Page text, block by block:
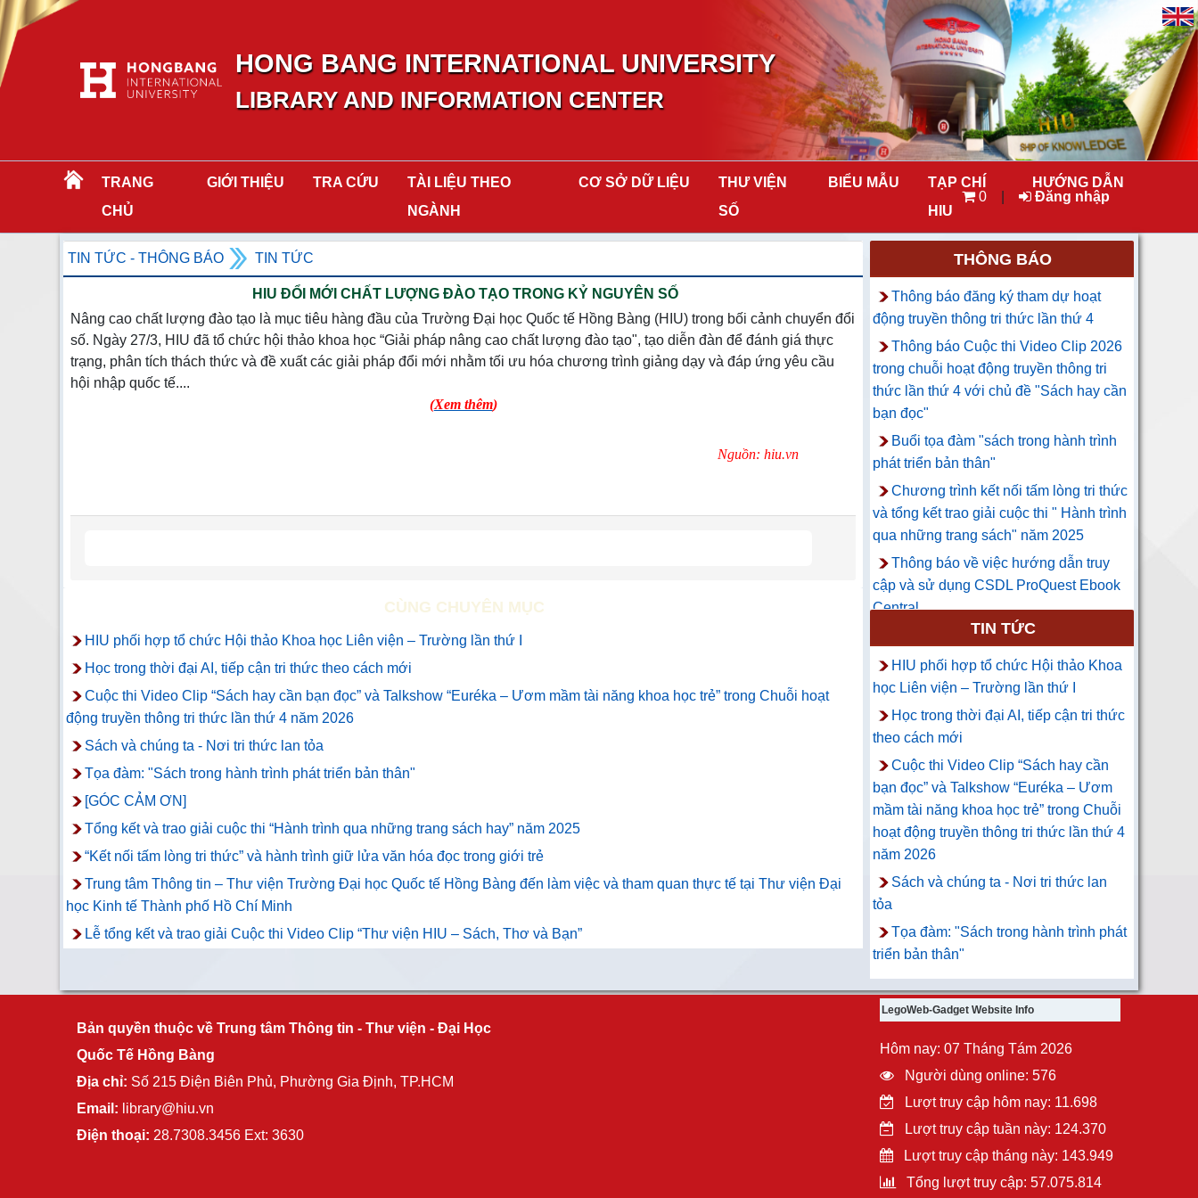
HONG BANG INTERNATIONAL UNIVERSITY
LIBRARY AND INFORMATION CENTER
TRANG
CHỦ
GIỚI THIỆU TRA CỨU
TÀI LIỆU THEO
NGÀNH
CƠ SỞ DỮ LIỆU
THƯ VIỆN
SỐ
BIỂU MẪU
TẠP CHÍ
HIU
HƯỚNG DẪN
0
Đăng nhập
TIN TỨC - THÔNG BÁO TIN TỨC
HIU ĐỔI MỚI CHẤT LƯỢNG ĐÀO TẠO TRONG KỶ NGUYÊN SỐ
Nâng cao chất lượng đào tạo là mục tiêu hàng đầu của Trường Đại học Quốc tế Hồng Bàng (HIU) trong bối cảnh chuyển đổi
số. Ngày 27/3, HIU đã tổ chức hội thảo khoa học “Giải pháp nâng cao chất lượng đào tạo", tạo diễn đàn để đánh giá thực
trạng, phân tích thách thức và đề xuất các giải pháp đổi mới nhằm tối ưu hóa chương trình giảng dạy và đáp ứng yêu cầu
hội nhập quốc tế....
(Xem thêm)
Nguồn: hiu.vn
CÙNG CHUYÊN MỤC
HIU phối hợp tổ chức Hội thảo Khoa học Liên viện – Trường lần thứ I
Học trong thời đại AI, tiếp cận tri thức theo cách mới
Cuộc thi Video Clip “Sách hay cần bạn đọc” và Talkshow “Euréka – Ươm mầm tài năng khoa học trẻ” trong Chuỗi hoạt
động truyền thông tri thức lần thứ 4 năm 2026
Sách và chúng ta - Nơi tri thức lan tỏa
Tọa đàm: "Sách trong hành trình phát triển bản thân"
[GÓC CẢM ƠN]
Tổng kết và trao giải cuộc thi “Hành trình qua những trang sách hay” năm 2025
“Kết nối tấm lòng tri thức” và hành trình giữ lửa văn hóa đọc trong giới trẻ
Trung tâm Thông tin – Thư viện Trường Đại học Quốc tế Hồng Bàng đến làm việc và tham quan thực tế tại Thư viện Đại
học Kinh tế Thành phố Hồ Chí Minh
Lễ tổng kết và trao giải Cuộc thi Video Clip “Thư viện HIU – Sách, Thơ và Bạn”
THÔNG BÁO
Thông báo đăng ký tham dự hoạt
động truyền thông tri thức lần thứ 4
Thông báo Cuộc thi Video Clip 2026
trong chuỗi hoạt động truyền thông tri
thức lần thứ 4 với chủ đề "Sách hay cần
bạn đọc"
Buổi tọa đàm "sách trong hành trình
phát triển bản thân"
Chương trình kết nối tấm lòng tri thức
và tổng kết trao giải cuộc thi " Hành trình
qua những trang sách" năm 2025
Thông báo về việc hướng dẫn truy
cập và sử dụng CSDL ProQuest Ebook
Central
TIN TỨC
HIU phối hợp tổ chức Hội thảo Khoa
học Liên viện – Trường lần thứ I
Học trong thời đại AI, tiếp cận tri thức
theo cách mới
Cuộc thi Video Clip “Sách hay cần
bạn đọc” và Talkshow “Euréka – Ươm
mầm tài năng khoa học trẻ” trong Chuỗi
hoạt động truyền thông tri thức lần thứ 4
năm 2026
Sách và chúng ta - Nơi tri thức lan
tỏa
Tọa đàm: "Sách trong hành trình phát
triển bản thân"
Bản quyền thuộc về Trung tâm Thông tin - Thư viện - Đại Học
Quốc Tế Hồng Bàng
Địa chỉ: Số 215 Điện Biên Phủ, Phường Gia Định, TP.HCM
Email: library@hiu.vn
Điện thoại: 28.7308.3456 Ext: 3630
LegoWeb-Gadget Website Info
Hôm nay: 07 Tháng Tám 2026
Người dùng online: 576
Lượt truy cập hôm nay: 11.698
Lượt truy cập tuần này: 124.370
Lượt truy cập tháng này: 143.949
Tổng lượt truy cập: 57.075.814